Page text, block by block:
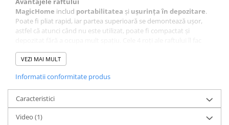
Suporturi lumanari
Curatenie
Maturi, Mopuri si galeti
Prosoape de hartie si servetele
Saci gunoi
Servetele umede
Solutii geamuri
MagicHome includ portabilitatea și ușurința în depozitare.
Poate fi pliat rapid, iar partea superioară se demontează ușor,
astfel că atunci când nu este utilizat, poate fi compactat și
ușor de mutat în orice colț al casei, iar cele 2 frâne asigură
stabilitatea atunci când doriți să îl fixați într-un loc.
spații mici și mari.
Perfect pentru depozitareaalimentelor, ustensilelor,
hainelorși a altor articole din casă, raftul MagicHome
îmbinăfuncționalitateacudesignul practic, fiind un accesoriu
esențial în orice gospodărie.
VEZI MAI MULT
Informatii conformitate produs
Caracteristici
Video (1)